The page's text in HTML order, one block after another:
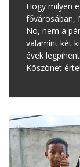
Hogy milyen
fővárosában,
No, nem a
valamint két
évek
Köszönet érte!